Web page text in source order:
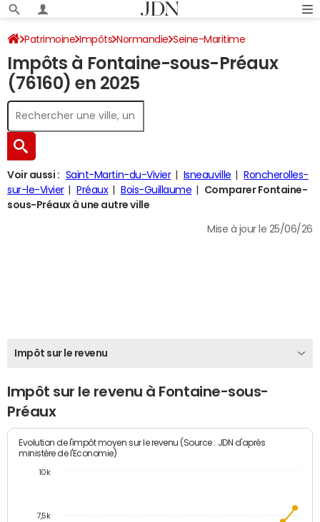
Patrimoine Impôts Normandie Seine-Maritime
Fontaine-sous-Préaux Impôt sur le revenu
Impôts à Fontaine-sous-Préaux
(76160) en 2025
Voir aussi : Saint-Martin-du-Vivier Isneauville
Roncherolles-
sur-le-Vivier
Préaux Bois-Guillaume
Comparer Fontaine-
sous-Préaux à une autre ville
Mise à jour le 25/06/26
Impôt sur le revenu
Impôt sur le revenu à Fontaine-sous-
Préaux
Evolution de l'impôt moyen sur le revenu (Source : JDN d'après
ministère de l'Economie)
7,5k
10k